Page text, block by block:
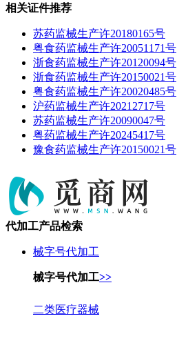
相关证件推荐
苏药监械生产许20180165号
粤食药监械生产许20051171号
浙食药监械生产许20120094号
浙食药监械生产许20150021号
粤食药监械生产许20020485号
沪药监械生产许20212717号
苏药监械生产许20090047号
粤药监械生产许20245417号
豫食药监械生产许20150021号
代加工产品检索
械字号代加工
械字号代加工>>
二类医疗器械